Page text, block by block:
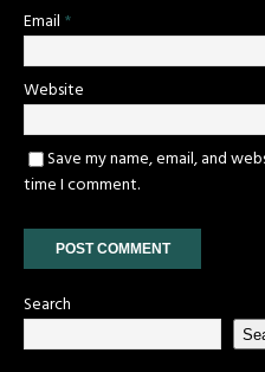
Email *
Website
Save my name, email, and
time I comment.
Search